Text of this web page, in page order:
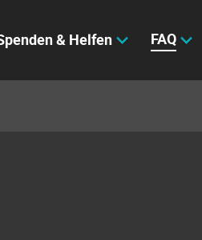
& Helfen FAQ